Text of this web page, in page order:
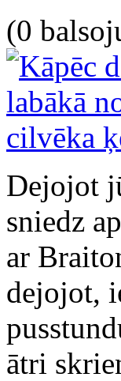
(0
Dejojot
sniedz
ar
dejojot,
ātri